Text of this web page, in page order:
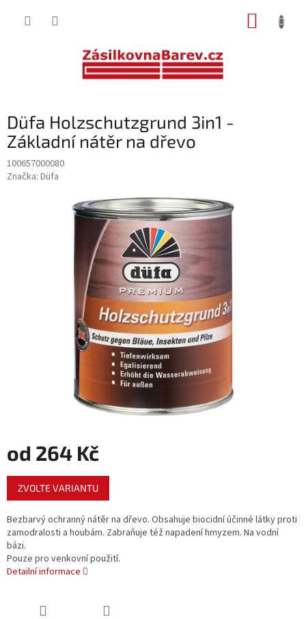
Düfa Holzschutzgrund 3in1 -
Základní nátěr na dřevo
100657000080
Značka: Düfa
od 264 Kč
Měrná
cena:
ZVOLTE VARIANTU
Bezbarvý ochranný nátěr na dřevo. Obsahuje biocidní účinné látky proti
zamodralosti a houbám. Zabraňuje též napadení hmyzem. Na vodní
bázi.
Pouze pro venkovní použití.
Detailní informace